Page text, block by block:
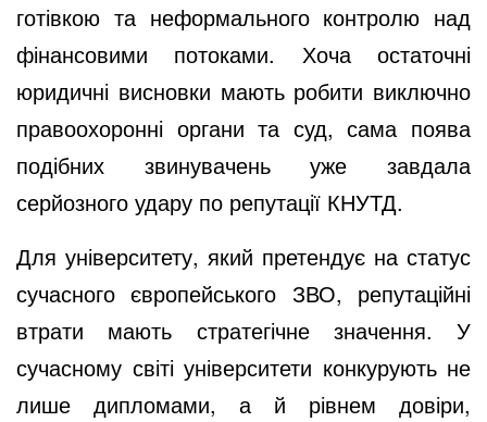
готівкою та неформального контролю над
фінансовими потоками. Хоча остаточні
юридичні висновки мають робити виключно
правоохоронні органи та суд, сама поява
подібних звинувачень уже завдала
серйозного удару по репутації КНУТД.
Для університету, який претендує на статус
сучасного європейського ЗВО, репутаційні
втрати мають стратегічне значення. У
сучасному світі університети конкурують не
лише дипломами, а й рівнем довіри,